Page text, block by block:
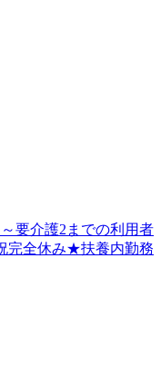
要介護2までの利用者
完全休み★扶養内勤務